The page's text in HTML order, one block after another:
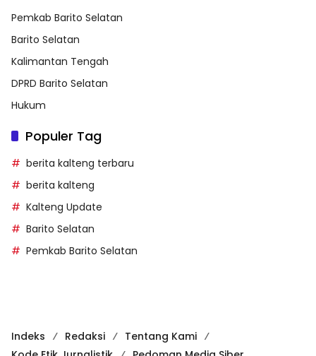
Pemkab Barito Selatan
Barito Selatan
Kalimantan Tengah
DPRD Barito Selatan
Hukum
Populer Tag
berita kalteng terbaru
berita kalteng
Kalteng Update
Barito Selatan
Pemkab Barito Selatan
Indeks Redaksi
Tentang Kami